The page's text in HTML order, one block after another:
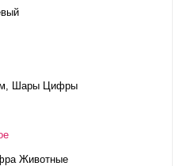
, Шары Цифры
Животные